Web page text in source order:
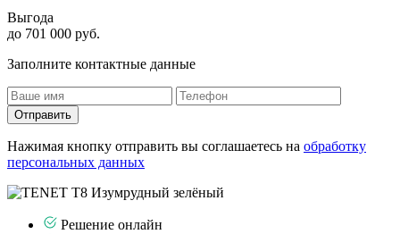
Выгода
до 701 000 руб.
Заполните контактные данные
Отправить
Нажимая кнопку отправить вы соглашаетесь на обработку
персональных данных
Решение онлайн